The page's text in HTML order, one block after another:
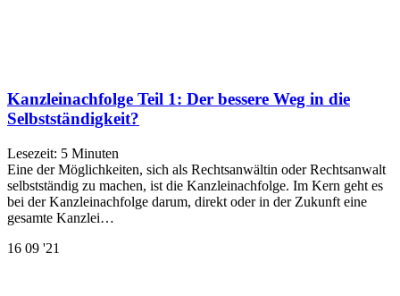
Kanzleinachfolge Teil 1: Der bessere Weg in die
Selbstständigkeit?
Lesezeit: 5 Minuten
Eine der Möglichkeiten, sich als Rechtsanwältin oder Rechtsanwalt
selbstständig zu machen, ist die Kanzleinachfolge. Im Kern geht es
bei der Kanzleinachfolge darum, direkt oder in der Zukunft eine
gesamte Kanzlei…
16 09 '21